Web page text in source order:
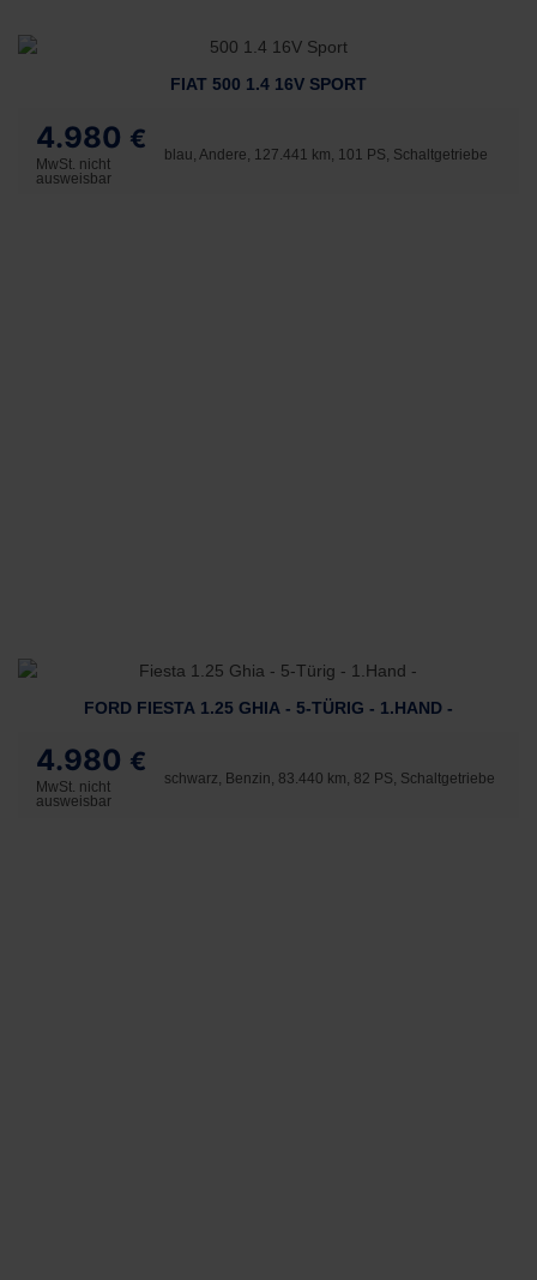
FIAT 500 1.4 16V SPORT
4.980 €
MwSt. nicht
ausweisbar
blau, Andere, 127.441 km, 101 PS, Schaltgetriebe
FORD FIESTA 1.25 GHIA - 5-TÜRIG - 1.HAND -
4.980 €
MwSt. nicht
ausweisbar
schwarz, Benzin, 83.440 km, 82 PS, Schaltgetriebe